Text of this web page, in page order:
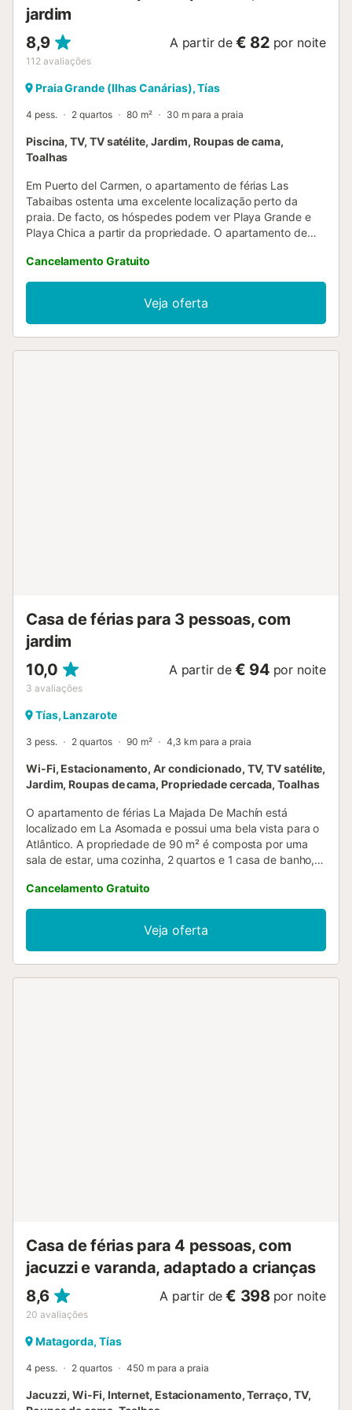
jardim
8,9
112 avaliações
A partir de € 82 por noite
Praia Grande (Ilhas Canárias), Tías
4 pess. 2 quartos 80 m² 30 m para a praia
Piscina, TV, TV satélite, Jardim, Roupas de cama,
Toalhas
Em Puerto del Carmen, o apartamento de férias Las
Tabaibas ostenta uma excelente localização perto da
praia. De facto, os hóspedes podem ver Playa Grande e
Playa Chica a partir da propriedade. O apartamento de
cozinha bem equipada, 2 quartos e 1 casa de banho e
pode, portanto, acomodar 4 pessoas. Outras
comodidades incluem uma televisão e um berço para
bebés disponível por uma taxa extra. A sua área exterior
privada inclui um terraço aberto. A propriedade tem
Cancelamento Gratuito
Veja oferta
Casa de férias para 3 pessoas, com
jardim
10,0
3 avaliações
A partir de € 94 por noite
Tías, Lanzarote
3 pess. 2 quartos 90 m² 4,3 km para a praia
Wi-Fi, Estacionamento, Ar condicionado, TV, TV satélite,
Jardim, Roupas de cama, Propriedade cercada, Toalhas
O apartamento de férias La Majada De Machín está
localizado em La Asomada e possui uma bela vista para o
Atlântico. A propriedade de 90 m² é composta por uma
sala de estar, uma cozinha, 2 quartos e 1 casa de banho,
pessoas. As comodidades adicionais incluem Wi-Fi, uma
televisão, ar condicionado, bem como uma máquina de
lavar roupa. Este aluguer de férias dispõe de um espaço
exterior privado, incluindo um jardim, um terraço aberto e
um terraço coberto. Está disponível um lugar de
Cancelamento Gratuito
Veja oferta
Casa de férias para 4 pessoas, com
jacuzzi e varanda, adaptado a crianças
8,6
20 avaliações
A partir de € 398 por noite
Matagorda, Tías
4 pess. 2 quartos 450 m para a praia
Jacuzzi, Wi-Fi, Internet, Estacionamento, Terraço, TV,